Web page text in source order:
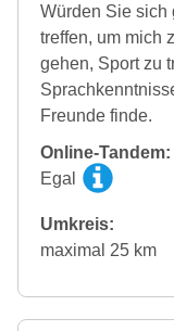
Würden Sie sich
treffen, um mich
gehen, Sport zu
Freunde finde.
Online-Tandem:
Egal
Umkreis:
maximal 25 km